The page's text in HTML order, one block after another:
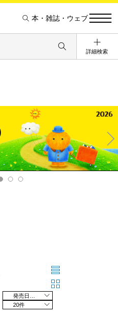
本・雑誌・ウェブ
詳細検索
Ne
xt
20件